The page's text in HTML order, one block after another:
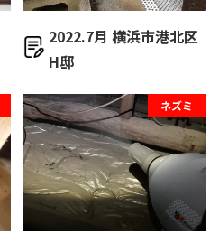
2022.7月 横浜市港北区
H邸
ネズミ